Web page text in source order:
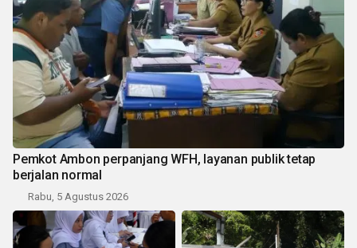
Pemkot Ambon perpanjang WFH, layanan publik tetap
berjalan normal
Rabu, 5 Agustus 2026